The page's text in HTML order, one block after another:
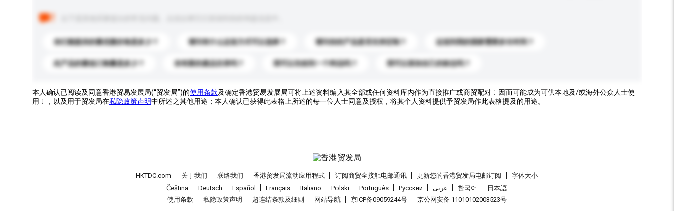
你们能提供的最优惠价格是多少？ 请问有什么运送方式可以选择？ 请问你的产品是否支持定制？ 运送到我的国家需要多长时间？
此产品的最低订购量是多少？ 你有新的產品目录吗？ 我可以先收到一个样品吗？ 我可以添加自己的标志吗？
本人确认已阅读及同意香港贸易发展局(“贸发局”)的使用条款及确定香港贸易发展局可将上述资料编入其全部或任何资料库内作为直接推广或商贸配对﹝因而可能成为可供本地及/或海外公众人士使
用﹞，以及用于贸发局在私隐政策声明中所述之其他用途；本人确认已获得此表格上所述的每一位人士同意及授权，将其个人资料提供予贸发局作此表格提及的用途。
HKTDC.com 关于我们 联络我们 香港贸发局流动应用程式 订阅商贸全接触电邮通讯 更新您的香港贸发局电邮订阅
字体大小
Čeština
Deutsch Español Français Italiano Polski Português Pусский عربى 한국어
日本語
使用条款
私隐政策声明 超连结条款及细则 网站导航 京ICP备09059244号 京公网安备 11010102003523号